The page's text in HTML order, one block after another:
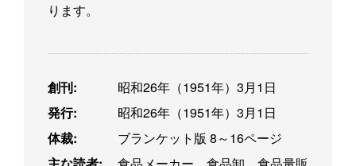
ります。
創刊:
昭和26年（1951年）3月1日
発行:
昭和26年（1951年）3月1日
体裁:
ブランケット版 8～16ページ